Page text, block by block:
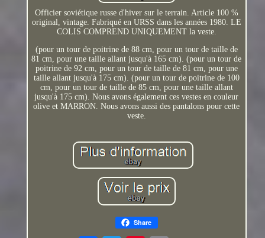
Officier soviétique russe d'hiver sur le terrain. Article 100 %
original, vintage. Fabriqué en URSS dans les années 1980. LE
COLIS COMPREND UNIQUEMENT la veste.
(pour un tour de poitrine de 88 cm, pour un tour de taille de
81 cm, pour une taille allant jusqu'à 165 cm). (pour un tour de
poitrine de 92 cm, pour un tour de taille de 81 cm, pour une
taille allant jusqu'à 175 cm). (pour un tour de poitrine de 100
cm, pour un tour de taille de 85 cm, pour une taille allant
jusqu'à 175 cm). Nous avons également ces vestes en couleur
olive et MARRON. Nous avons aussi des pantalons pour cette
veste.
Share